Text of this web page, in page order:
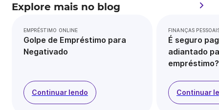
Explore mais no blog
EMPRÉSTIMO ONLINE
Golpe de Empréstimo para
Negativado
Continuar lendo
FINANÇAS
É seguro
adiantado
empréstimo?
Continuar